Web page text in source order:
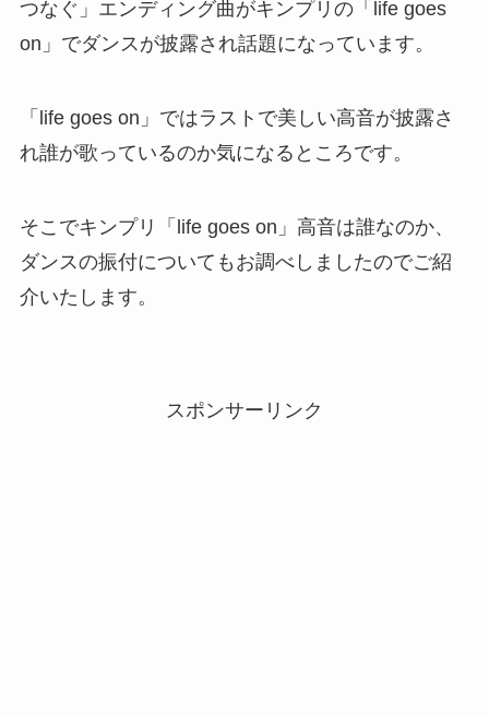
つなぐ」エンディング曲がキンプリの「life goes
on」でダンスが披露され話題になっています。
「life goes on」ではラストで美しい高音が披露さ
れ誰が歌っているのか気になるところです。
そこでキンプリ「life goes on」高音は誰なのか、
ダンスの振付についてもお調べしましたのでご紹
介いたします。
スポンサーリンク